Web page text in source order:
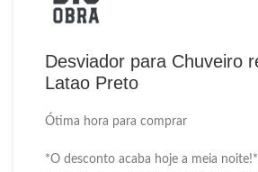
Desviador para Chuveiro
Latao Preto
Ótima hora para comprar
*O desconto acaba hoje a meia noite!*